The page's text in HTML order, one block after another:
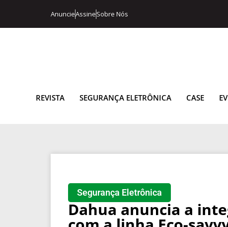
AnuncieAssineSobre Nós
REVISTA SEGURANÇA ELETRÔNICA CASE
Segurança Eletrônica
Dahua anuncia a